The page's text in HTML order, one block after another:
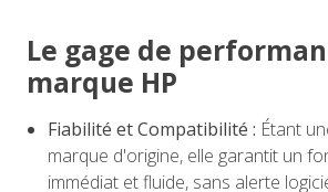
Le gage de
marque HP
Fiabilité et Compatibilité : Étant
marque d'origine, elle garantit un
immédiat et fluide, sans alerte